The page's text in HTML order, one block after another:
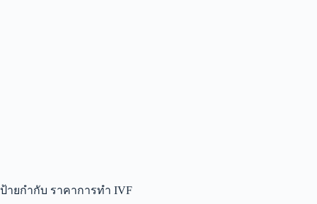
ป้ายกำกับ ราคาการทำ IVF